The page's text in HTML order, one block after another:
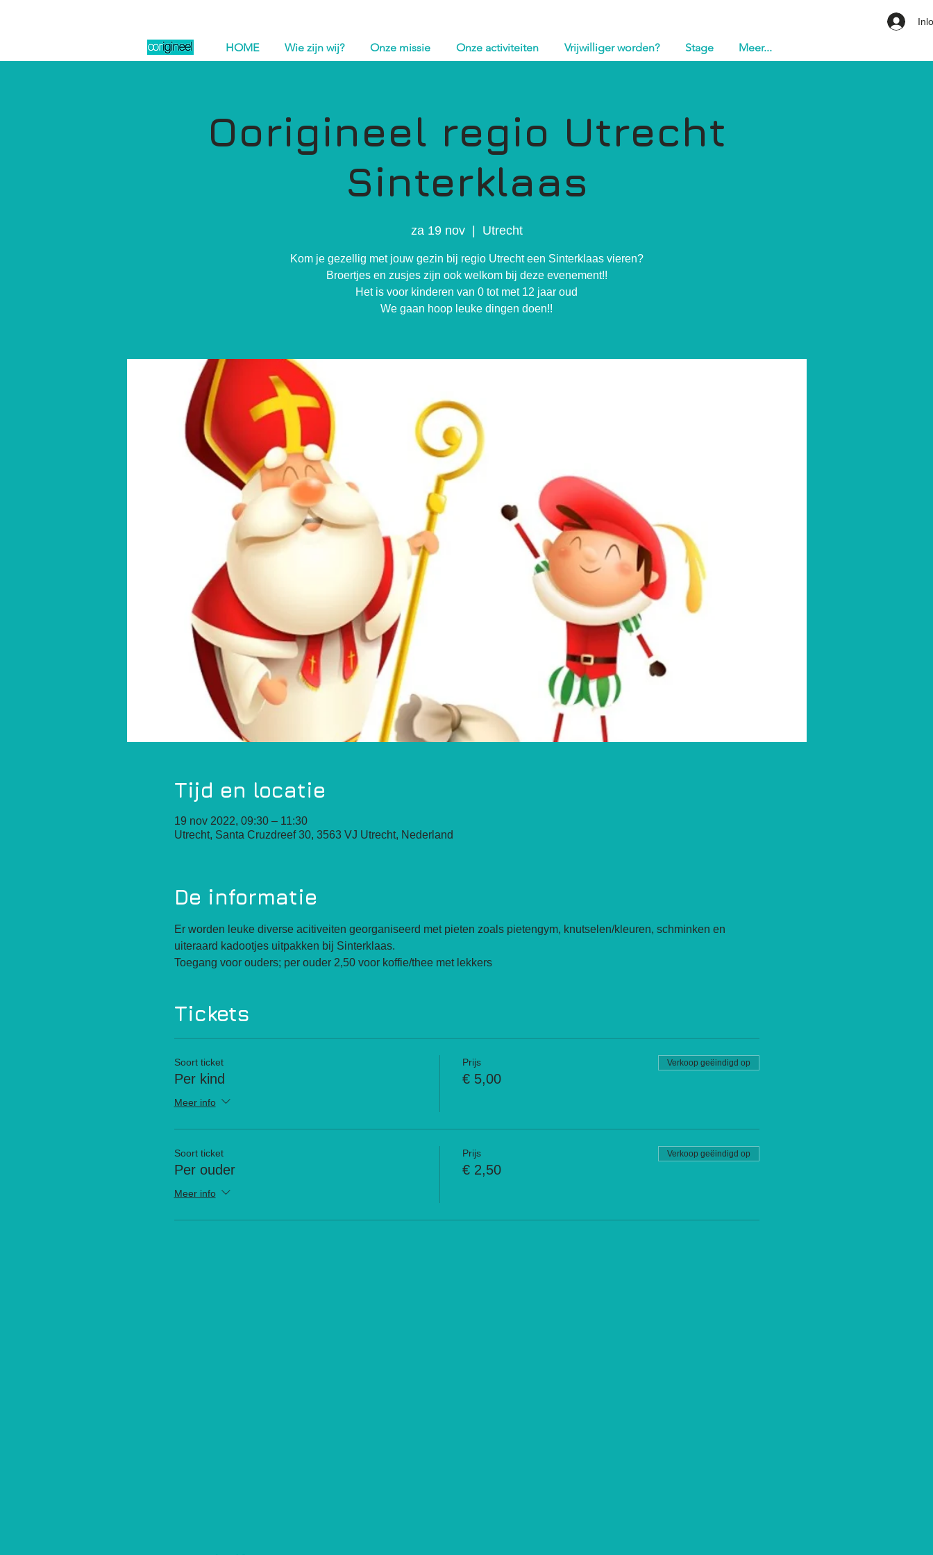
HOME Wie zijn wij? Onze missie Onze activiteiten Vrijwilliger worden? Stage Meer...
Oorigineel regio Utrecht
Sinterklaas
za 19 nov
  |
Utrecht
Kom je gezellig met jouw gezin bij regio Utrecht een Sinterklaas vieren?
Broertjes en zusjes zijn ook welkom bij deze evenement!!
Het is voor kinderen van 0 tot met 12 jaar oud
We gaan hoop leuke dingen doen!!
Tijd en locatie
19 nov 2022, 09:30 – 11:30
Utrecht, Santa Cruzdreef 30, 3563 VJ Utrecht, Nederland
De informatie
Er worden leuke diverse acitiveiten georganiseerd met pieten zoals pietengym, knutselen/kleuren, schminken en
uiteraard kadootjes uitpakken bij Sinterklaas.
Toegang voor ouders; per ouder 2,50 voor koffie/thee met lekkers
Tickets
Soort ticket
Per kind
Meer info
Prijs
€ 5,00
Verkoop geëindigd op
Soort ticket
Per ouder
Meer info
Prijs
€ 2,50
Verkoop geëindigd op